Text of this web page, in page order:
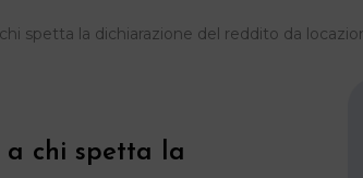
spetta la dichiarazione del reddito da
a chi spetta la